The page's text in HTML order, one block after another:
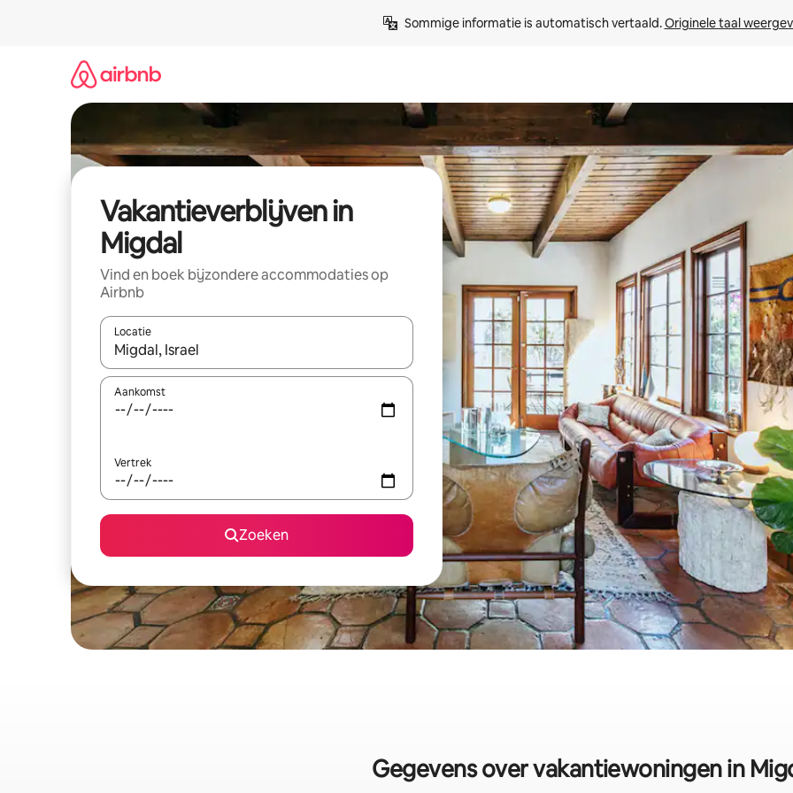
Sommige informatie is automatisch vertaald. Originele taal
Vakantieverblijven in
Migdal
Vind en boek bijzondere accommodaties op
Airbnb
Locatie
Wanneer er resultaten beschikbaar zijn, maak je een keuze met je de pijltjestoetsen omhoog en omlaag, óf door te
Aankomst
Vertrek
Zoeken
Gegevens over vakantiewoningen in